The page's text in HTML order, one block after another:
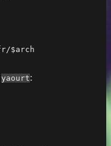
$arch
yaourt: